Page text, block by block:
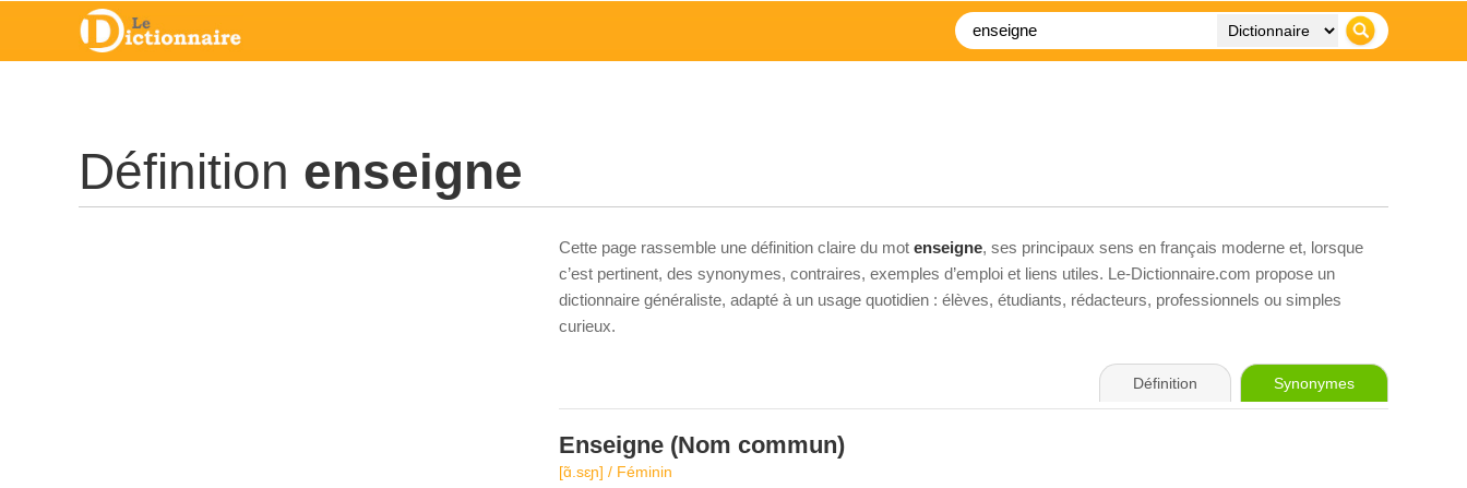
Définition enseigne
Cette page rassemble une définition claire du mot enseigne, ses principaux sens en français moderne et, lorsque
c’est pertinent, des synonymes, contraires, exemples d’emploi et liens utiles. Le-Dictionnaire.com propose un
dictionnaire généraliste, adapté à un usage quotidien : élèves, étudiants, rédacteurs, professionnels ou simples
curieux.
Définition Synonymes
Enseigne (Nom commun)
[ɑ̃.sɛɲ] / Féminin